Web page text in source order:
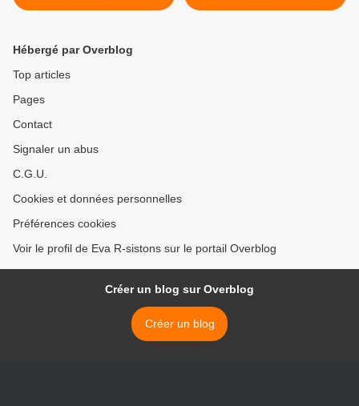
662,10 euros - et nous?
terrain" >
Hébergé par Overblog
Top articles
Pages
Contact
Signaler un abus
C.G.U.
Cookies et données personnelles
Préférences cookies
Voir le profil de Eva R-sistons sur le portail Overblog
Créer un blog sur Overblog
Créer un blog